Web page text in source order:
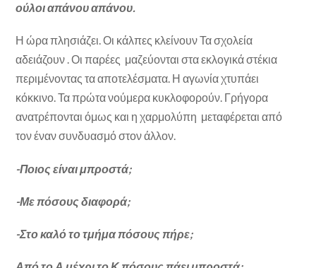
ούλοι απάνου απάνου.
Η ώρα πλησιάζει. Οι κάλπες κλείνουν Τα σχολεία
αδειάζουν . Οι παρέες μαζεύονται στα εκλογικά στέκια
περιμένοντας τα αποτελέσματα. Η αγωνία χτυπάει
κόκκινο. Τα πρώτα νούμερα κυκλοφορούν. Γρήγορα
ανατρέπονται όμως και η χαρμολύπη μεταφέρεται από
τον έναν συνδυασμό στον άλλον.
-Ποιος είναι μπροστά;
-Με πόσους διαφορά;
-Στο καλό το τμήμα πόσους πήρε;